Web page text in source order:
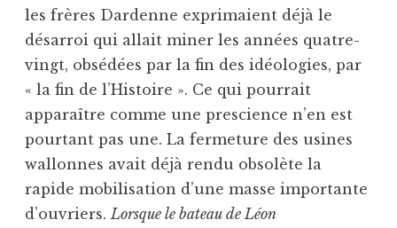
les frères Dardenne exprimaient déjà le
désarroi qui allait miner les années quatre-
vingt, obsédées par la fin des idéologies, par
« la fin de l’Histoire ». Ce qui pourrait
apparaître comme une prescience n’en est
pourtant pas une. La fermeture des usines
wallonnes avait déjà rendu obsolète la
rapide mobilisation d’une masse importante
d’ouvriers. Lorsque le bateau de Léon